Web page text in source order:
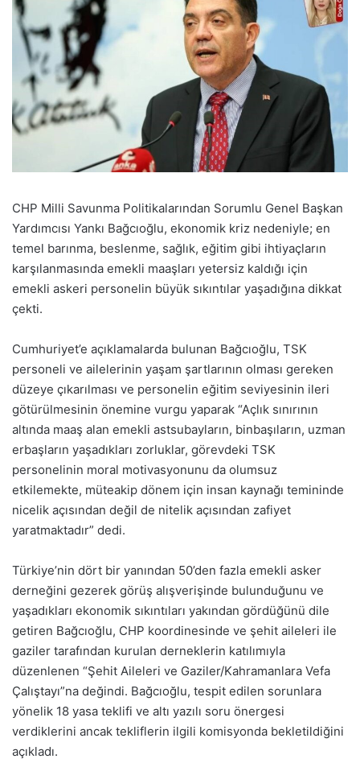
CHP Milli Savunma Politikalarından Sorumlu Genel Başkan
Yardımcısı Yankı Bağcıoğlu, ekonomik kriz nedeniyle; en
temel barınma, beslenme, sağlık, eğitim gibi ihtiyaçların
karşılanmasında emekli maaşları yetersiz kaldığı için
emekli askeri personelin büyük sıkıntılar yaşadığına dikkat
çekti.
Cumhuriyet’e açıklamalarda bulunan Bağcıoğlu, TSK
personeli ve ailelerinin yaşam şartlarının olması gereken
düzeye çıkarılması ve personelin eğitim seviyesinin ileri
götürülmesinin önemine vurgu yaparak “Açlık sınırının
altında maaş alan emekli astsubayların, binbaşıların, uzman
erbaşların yaşadıkları zorluklar, görevdeki TSK
personelinin moral motivasyonunu da olumsuz
etkilemekte, müteakip dönem için insan kaynağı temininde
nicelik açısından değil de nitelik açısından zafiyet
yaratmaktadır” dedi.
Türkiye’nin dört bir yanından 50’den fazla emekli asker
derneğini gezerek görüş alışverişinde bulunduğunu ve
yaşadıkları ekonomik sıkıntıları yakından gördüğünü dile
getiren Bağcıoğlu, CHP koordinesinde ve şehit aileleri ile
gaziler tarafından kurulan derneklerin katılımıyla
düzenlenen “Şehit Aileleri ve Gaziler/Kahramanlara Vefa
Çalıştayı”na değindi. Bağcıoğlu, tespit edilen sorunlara
yönelik 18 yasa teklifi ve altı yazılı soru önergesi
verdiklerini ancak tekliflerin ilgili komisyonda bekletildiğini
açıkladı.